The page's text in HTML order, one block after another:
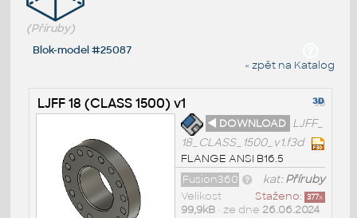
(Příruby)
Blok-model #25087
« zpět na Katalog
LJFF 18 (CLASS 1500) v1
◄ DOWNLOAD LJFF_
18_CLASS_1500_v1.f3d
FLANGE ANSI B16.5
kat:Příruby
Fusion360
Staženo: 377x
Velikost
99,9kB• ze dne 26.06.2024